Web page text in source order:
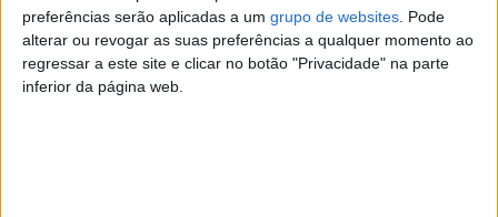
preferências serão aplicadas a um grupo de websites. Pode
alterar ou revogar as suas preferências a qualquer momento ao
regressar a este site e clicar no botão "Privacidade" na parte
inferior da página web.
Vila Nova de Gaia
Braga